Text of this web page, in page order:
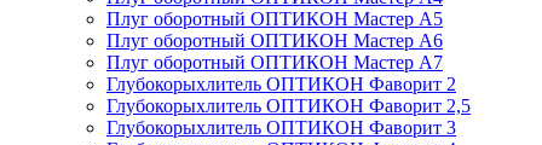
Плуг оборотный ОПТИКОН Мастер А5
Плуг оборотный ОПТИКОН Мастер А6
Плуг оборотный ОПТИКОН Мастер А7
Глубокорыхлитель ОПТИКОН Фаворит 2
Глубокорыхлитель ОПТИКОН Фаворит 2,5
Глубокорыхлитель ОПТИКОН Фаворит 3